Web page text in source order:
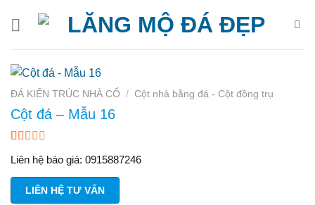
ĐÁ KIẾN TRÚC NHÀ CỔ / Cột nhà bằng đá - Cột đồng trụ
Cột đá – Mẫu 16
trên
5
dựa
trên
Liên hệ báo giá: 0915887246
LIÊN HỆ TƯ VẤN